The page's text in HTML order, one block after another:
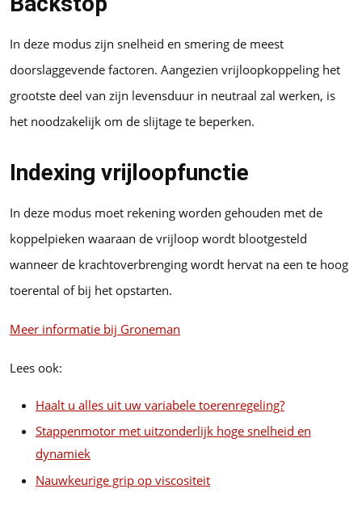
In deze modus zijn snelheid en smering de meest
doorslaggevende factoren. Aangezien vrijloopkoppeling het
grootste deel van zijn levensduur in neutraal zal werken, is
het noodzakelijk om de slijtage te beperken.
Indexing vrijloopfunctie
In deze modus moet rekening worden gehouden met de
koppelpieken waaraan de vrijloop wordt blootgesteld
wanneer de krachtoverbrenging wordt hervat na een te hoog
toerental of bij het opstarten.
Meer informatie bij Groneman
Lees ook:
Haalt u alles uit uw variabele toerenregeling?
Stappenmotor met uitzonderlijk hoge snelheid en
dynamiek
Nauwkeurige grip op viscositeit